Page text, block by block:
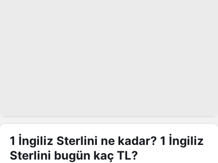
1 İngiliz Sterlini ne kadar? 1 İngiliz
Sterlini bugün kaç TL?